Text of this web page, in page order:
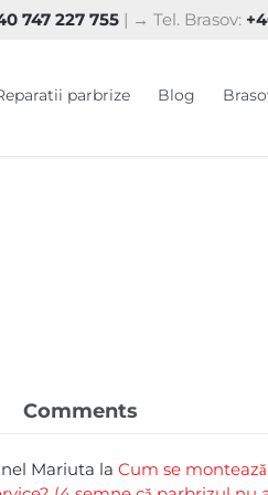
747 227 755 | → Tel. Brasov:
parbrize Blog
Comments
Mariuta la Cum se